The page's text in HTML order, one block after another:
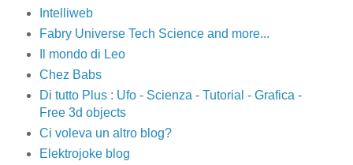
Intelliweb
Fabry Universe Tech Science and more...
Il mondo di Leo
Chez Babs
Di tutto Plus : Ufo - Scienza - Tutorial - Grafica -
Free 3d objects
Ci voleva un altro blog?
Elektrojoke blog